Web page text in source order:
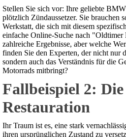
Stellen Sie sich vor: Ihre geliebte
plötzlich Zündaussetzer. Sie brauchen
Werkstatt, die sich mit diesem
einfache Online-Suche nach
zahlreiche Ergebnisse, aber welche
finden Sie den Experten, der nicht nur
sondern auch das Verständnis für die
Motorrads mitbringt?
Fallbeispiel 2: Die
Restauration
Ihr Traum ist es, eine stark
ihren ursprünglichen Zustand zu